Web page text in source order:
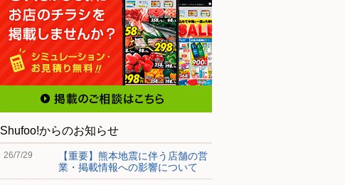
Shufoo!からのお知らせ
26/7/29
【重要】熊本地震に伴う店舗の営
業・掲載情報への影響について